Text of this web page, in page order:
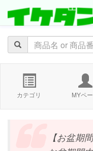
カテゴリ MYペ
【お盆期間